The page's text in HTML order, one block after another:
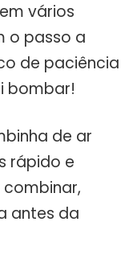
vários
o passo a
de paciência
bombar!
de ar
rápido e
antes da